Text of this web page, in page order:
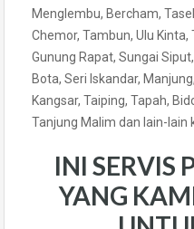
Menglembu, Bercham,
Chemor, Tambun, Ulu
Gunung Rapat, Sungai
Bota, Seri Iskandar,
Kangsar, Taiping, Tapah,
Tanjung Malim dan lain-lain
INI SERVIS
YANG